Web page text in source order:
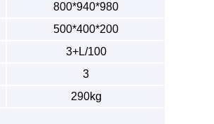
800*940*980
500*400*200
3+L/100
3
290kg